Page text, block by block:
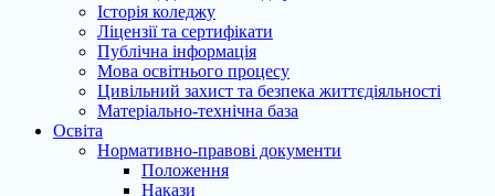
Історія коледжу
Ліцензії та сертифікати
Публічна інформація
Мова освітнього процесу
Цивільний захист та безпека життєдіяльності
Матеріально-технічна база
Освіта
Нормативно-правові документи
Положення
Накази